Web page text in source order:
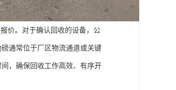
价。对于确认回收的设备，公
通常位于厂区物流通道或关键
，确保回收工作高效、有序开